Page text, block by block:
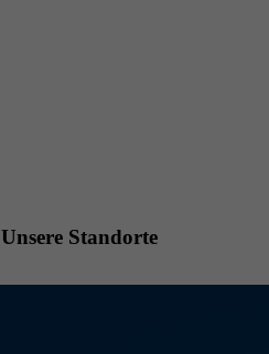
Unsere Standorte